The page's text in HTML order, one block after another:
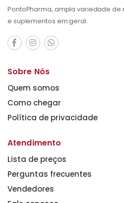
PontoPharma, ampla variedade
e suplementos em geral.
Sobre Nós
Quem somos
Como chegar
Política de privacidade
Atendimento
Lista de preços
Perguntas frecuentes
Vendedores